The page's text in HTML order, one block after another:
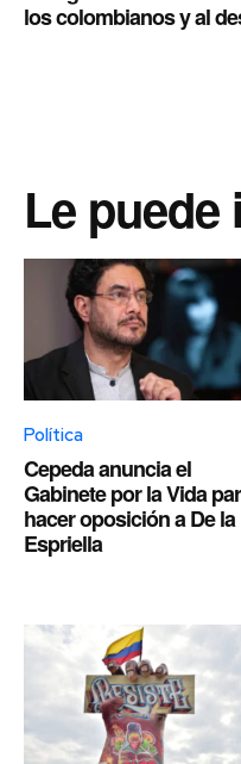
los colombianos y al
Le
Política
Cepeda anuncia el
Gabinete por la Vida
hacer oposición a De la
Espriella